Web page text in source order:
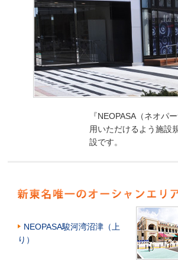
『NEOPASA（ネオパ
用いただけるよう施設
設です。
NEOPASA駿河湾沼津（上
り）